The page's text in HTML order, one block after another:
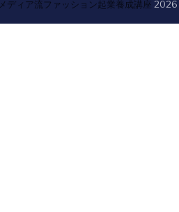
メディア流ファッション起業養成講座 2026